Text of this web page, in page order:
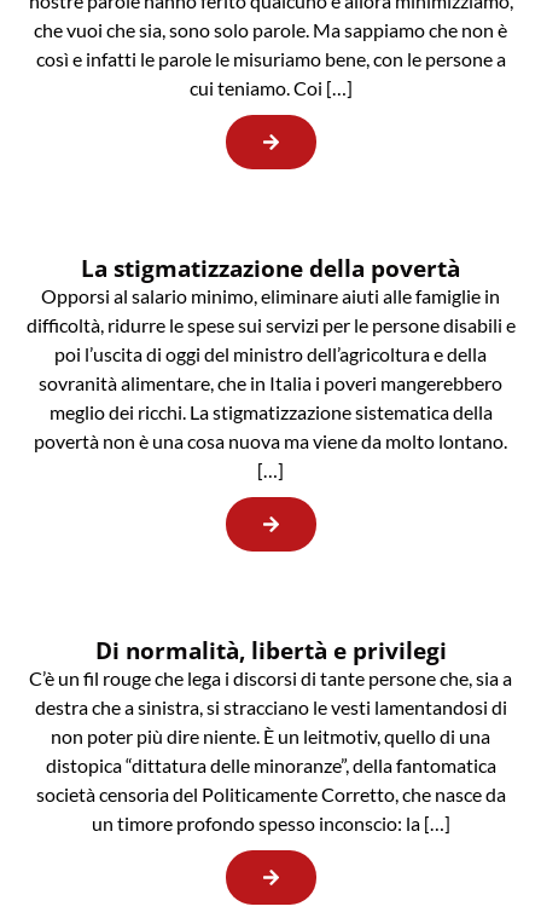
che vuoi che sia, sono solo parole. Ma sappiamo che non è
così e infatti le parole le misuriamo bene, con le persone a
cui teniamo. Coi […]
La stigmatizzazione della povertà
Opporsi al salario minimo, eliminare aiuti alle famiglie in
difficoltà, ridurre le spese sui servizi per le persone disabili e
poi l’uscita di oggi del ministro dell’agricoltura e della
sovranità alimentare, che in Italia i poveri mangerebbero
meglio dei ricchi. La stigmatizzazione sistematica della
povertà non è una cosa nuova ma viene da molto lontano.
[…]
Di normalità, libertà e privilegi
C’è un fil rouge che lega i discorsi di tante persone che, sia a
destra che a sinistra, si stracciano le vesti lamentandosi di
non poter più dire niente. È un leitmotiv, quello di una
distopica “dittatura delle minoranze”, della fantomatica
società censoria del Politicamente Corretto, che nasce da
un timore profondo spesso inconscio: la […]